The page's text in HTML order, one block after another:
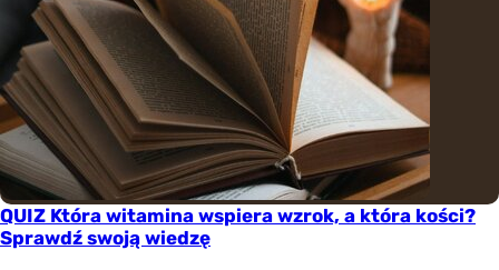
QUIZ Która witamina wspiera wzrok, a która kości?
Sprawdź swoją wiedzę